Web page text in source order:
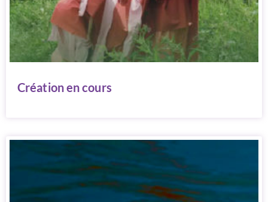
Création en cours